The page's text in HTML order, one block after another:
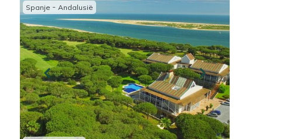
Spanje - Andalusië